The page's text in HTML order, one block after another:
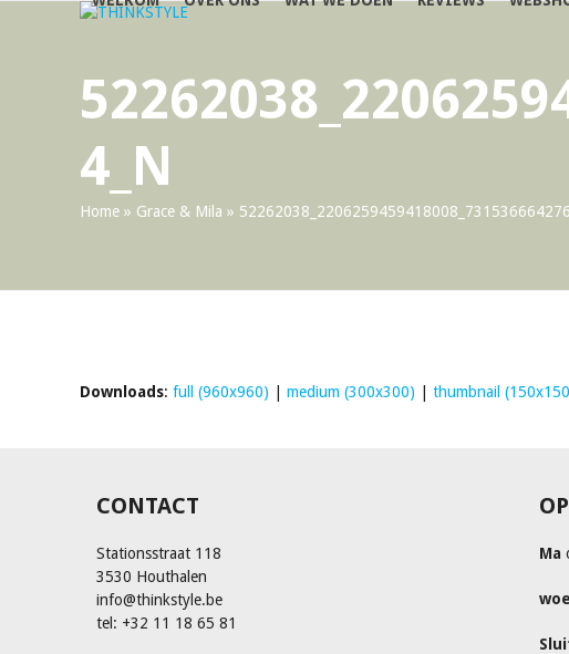
4_N
Home » Grace & Mila »
Downloads: full (960x960) medium (300x300) thumbnail
CONTACT
Stationsstraat 118
3530 Houthalen
info@thinkstyle.be
tel: +32 11 18 65 81
Ma